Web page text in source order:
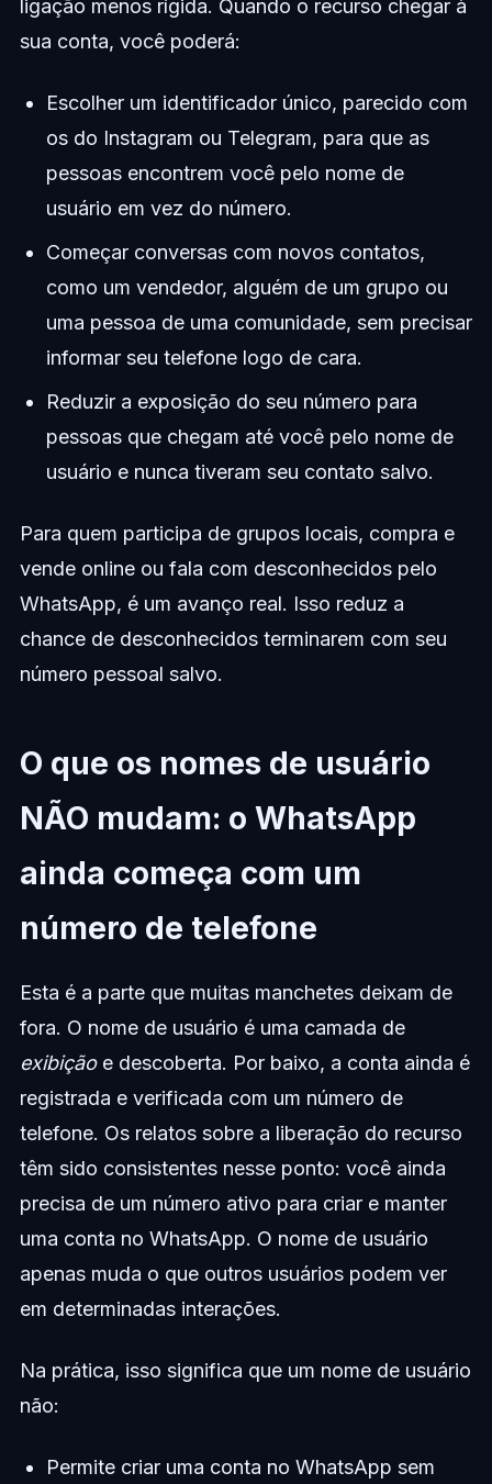
ligação menos rígida. Quando o recurso chegar à
sua conta, você poderá:
Escolher um identificador único, parecido com
os do Instagram ou Telegram, para que as
pessoas encontrem você pelo nome de
usuário em vez do número.
Começar conversas com novos contatos,
como um vendedor, alguém de um grupo ou
uma pessoa de uma comunidade, sem precisar
informar seu telefone logo de cara.
Reduzir a exposição do seu número para
pessoas que chegam até você pelo nome de
usuário e nunca tiveram seu contato salvo.
Para quem participa de grupos locais, compra e
vende online ou fala com desconhecidos pelo
WhatsApp, é um avanço real. Isso reduz a
chance de desconhecidos terminarem com seu
número pessoal salvo.
O que os nomes de usuário
NÃO mudam: o WhatsApp
ainda começa com um
número de telefone
Esta é a parte que muitas manchetes deixam de
fora. O nome de usuário é uma camada de
exibiçãoe descoberta. Por baixo, a conta ainda é
registrada e verificada com um número de
telefone. Os relatos sobre a liberação do recurso
têm sido consistentes nesse ponto: você ainda
precisa de um número ativo para criar e manter
uma conta no WhatsApp. O nome de usuário
apenas muda o que outros usuários podem ver
em determinadas interações.
Na prática, isso significa que um nome de usuário
não:
Permite criar uma conta no WhatsApp sem